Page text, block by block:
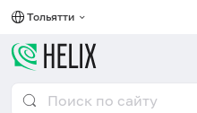
Тольятти